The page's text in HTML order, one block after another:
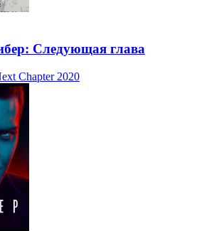
Следующая глава
Chapter 2020